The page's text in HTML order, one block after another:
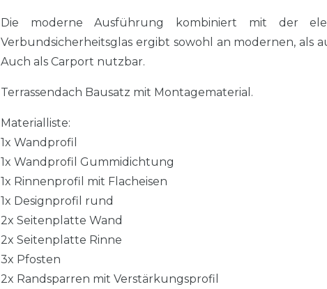
Die moderne Ausführung kombiniert mit der
Verbundsicherheitsglas ergibt sowohl an modernen, als
Auch als Carport nutzbar.
Terrassendach Bausatz mit Montagematerial.
Materialliste:
1x Wandprofil
1x Wandprofil Gummidichtung
1x Rinnenprofil mit Flacheisen
1x Designprofil rund
2x Seitenplatte Wand
2x Seitenplatte Rinne
3x Pfosten
2x Randsparren mit Verstärkungsprofil